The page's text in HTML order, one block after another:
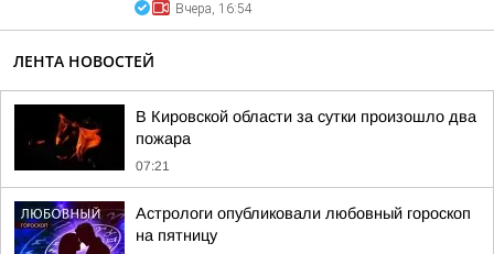
Вчера, 16:54
ЛЕНТА НОВОСТЕЙ
В Кировской области за сутки произошло два
пожара
07:21
Астрологи опубликовали любовный гороскоп
на пятницу